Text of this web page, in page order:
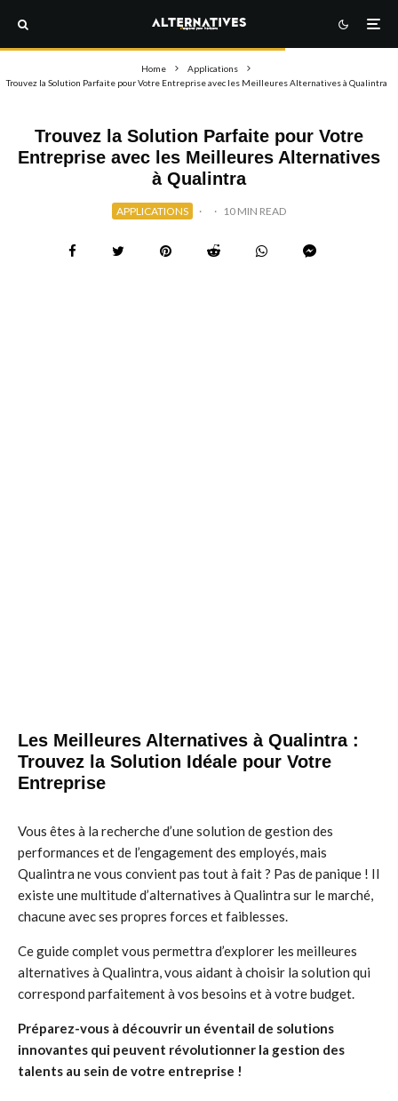
Home
Applications
Trouvez la Solution Parfaite pour Votre Entreprise avec les Meilleures Alternatives à Qualintra
Trouvez la Solution Parfaite pour Votre
Entreprise avec les Meilleures Alternatives
à Qualintra
APPLICATIONS · · 10 MIN READ
Les Meilleures Alternatives à Qualintra :
Trouvez la Solution Idéale pour Votre
Entreprise
Vous êtes à la recherche d’une solution de gestion des
performances et de l’engagement des employés, mais
Qualintra ne vous convient pas tout à fait ? Pas de panique ! Il
existe une multitude d’alternatives à Qualintra sur le marché,
chacune avec ses propres forces et faiblesses.
Ce guide complet vous permettra d’explorer les meilleures
alternatives à Qualintra, vous aidant à choisir la solution qui
correspond parfaitement à vos besoins et à votre budget.
Préparez-vous à découvrir un éventail de solutions
innovantes qui peuvent révolutionner la gestion des
talents au sein de votre entreprise !